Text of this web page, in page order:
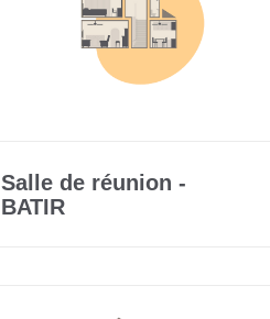
Salle de réunion -
BATIR